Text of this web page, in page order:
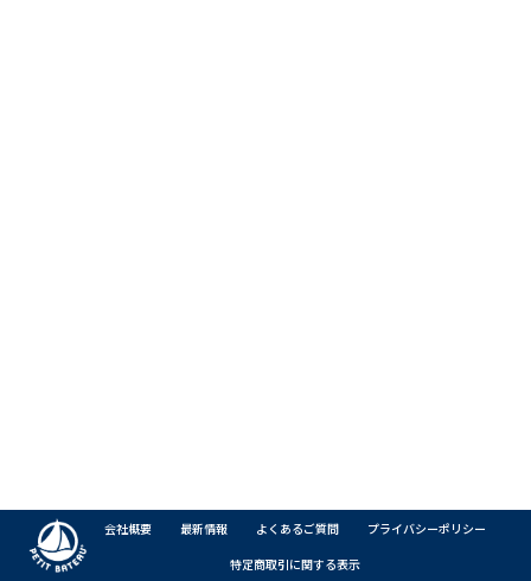
会社概要 最新情報 よくあるご質問
プライバシーポリシー
特定商取引に関する表示